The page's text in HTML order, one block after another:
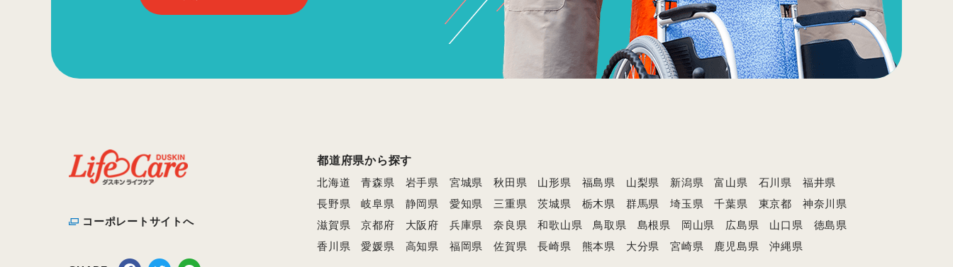
都道府県から探す
北海道
青森県 岩手県 宮城県 秋田県 山形県 福島県 山梨県 新潟県 富山県 石川県
福井県
長野県
岐阜県 静岡県 愛知県 三重県 茨城県 栃木県 群馬県 埼玉県 千葉県 東京都
神奈川県
滋賀県
京都府 大阪府 兵庫県 奈良県 和歌山県 鳥取県 島根県 岡山県 広島県 山口県
徳島県
香川県
愛媛県 高知県 福岡県 佐賀県 長崎県 熊本県 大分県 宮崎県 鹿児島県 沖縄県
コーポレートサイトへ